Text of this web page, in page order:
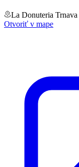
La Donuteria Trnava
Otvoriť v mape